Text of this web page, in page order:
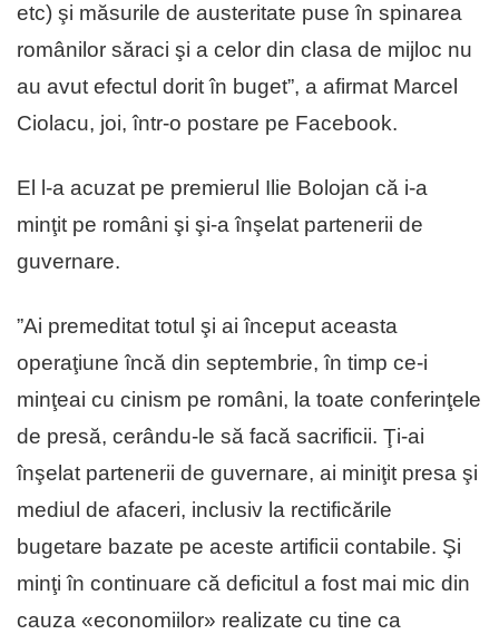
etc) şi măsurile de austeritate puse în spinarea
românilor săraci şi a celor din clasa de mijloc nu
au avut efectul dorit în buget”, a afirmat Marcel
Ciolacu, joi, într-o postare pe Facebook.
El l-a acuzat pe premierul Ilie Bolojan că i-a
minţit pe români şi şi-a înşelat partenerii de
guvernare.
”Ai premeditat totul şi ai început aceasta
operaţiune încă din septembrie, în timp ce-i
minţeai cu cinism pe români, la toate conferinţele
de presă, cerându-le să facă sacrificii. Ţi-ai
înşelat partenerii de guvernare, ai miniţit presa şi
mediul de afaceri, inclusiv la rectificările
bugetare bazate pe aceste artificii contabile. Şi
minţi în continuare că deficitul a fost mai mic din
cauza «economiilor» realizate cu tine ca